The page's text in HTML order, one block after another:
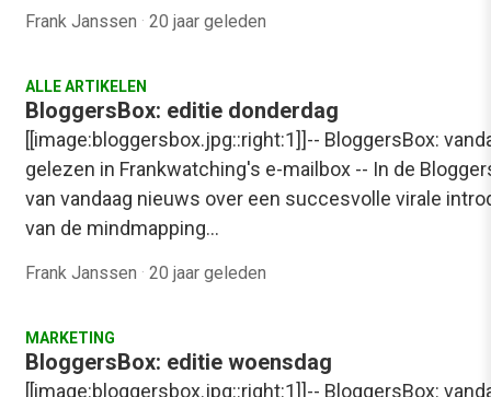
Frank Janssen · 20 jaar geleden
ALLE ARTIKELEN
BloggersBox: editie donderdag
[[image:bloggersbox.jpg::right:1]]-- BloggersBox:
gelezen in Frankwatching's e-mailbox -- In de
van vandaag nieuws over een succesvolle virale
van de mindmapping…
Frank Janssen · 20 jaar geleden
MARKETING
BloggersBox: editie woensdag
[[image:bloggersbox.jpg::right:1]]-- BloggersBox: